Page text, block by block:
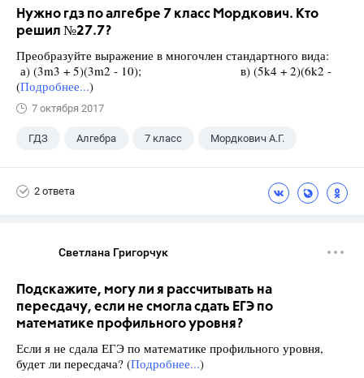
Нужно гдз по алгебре 7 класс Мордкович. Кто
решил №27.7?
Преобразуйте выражение в многочлен стандартного вида:
а) (3m3 + 5)(3m2 - 10); в) (5k4 + 2)(6k2 -
(Подробнее...)
7 октября 2017
ГДЗ Алгебра 7 класс Мордкович А.Г.
2 ответа
Светлана Григорчук
Подскажите, могу ли я рассчитывать на
пересдачу, если не смогла сдать ЕГЭ по
математике профильного уровня?
Если я не сдала ЕГЭ по математике профильного уровня,
будет ли пересдача? (Подробнее...)